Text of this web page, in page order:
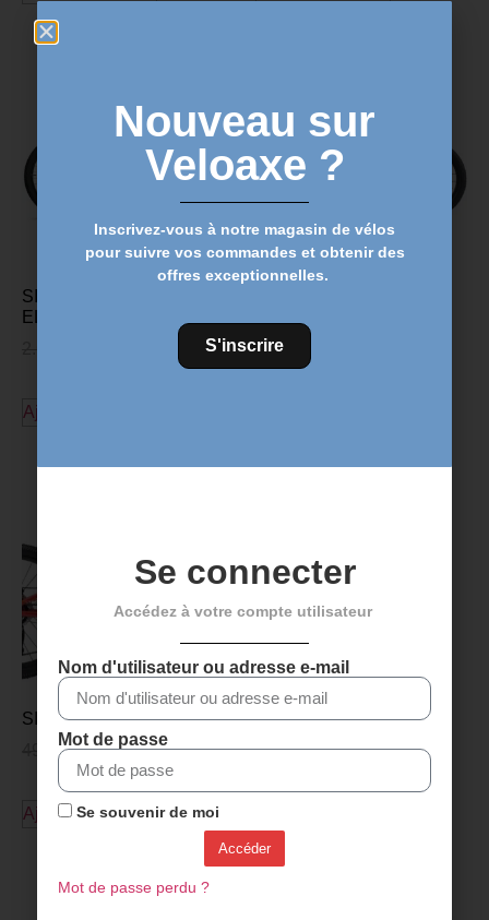
SILVERBACK S-
ELECTRO 26p – 504WH
Ajouter au panier
399,00€
SILVERBACK SKYPE 24
499,00€ 389,00€
Ajouter au panier
Découvrez plus de produits
Nouveau sur
Veloaxe ?
Inscrivez-vous à notre magasin de vélos
pour suivre vos commandes et obtenir des
offres exceptionnelles.
S'inscrire
Se connecter
Accédez à votre compte utilisateur
Nom d'utilisateur ou adresse e-mail
Mot de passe
Se souvenir de moi
Accéder
Mot de passe perdu ?